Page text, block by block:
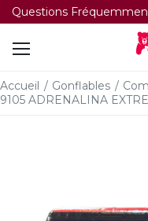
Questions
Accueil / Gonflables /
9105 ADRENALINA